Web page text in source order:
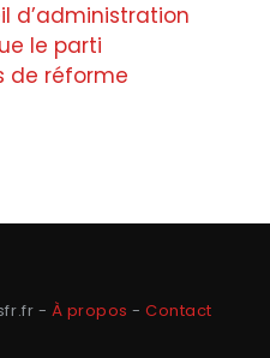
d’administration
le parti
de réforme
- À propos -Contact